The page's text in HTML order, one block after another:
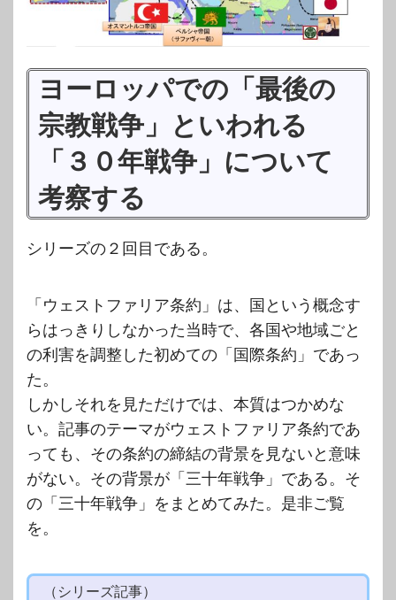
ヨーロッパでの「最後の
宗教戦争」といわれる
「３０年戦争」について
考察する
シリーズの２回目である。
「ウェストファリア条約」は、国という概念す
らはっきりしなかった当時で、各国や地域ごと
の利害を調整した初めての「国際条約」であっ
た。
しかしそれを見ただけでは、本質はつかめな
い。記事のテーマがウェストファリア条約であ
っても、その条約の締結の背景を見ないと意味
がない。その背景が「三十年戦争」である。そ
の「三十年戦争」をまとめてみた。是非ご覧
を。
（シリーズ記事）